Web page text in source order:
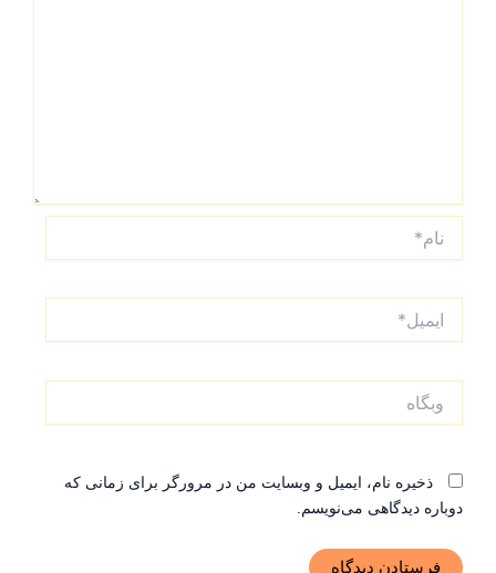
ذخیره نام، ایمیل و وبسایت من در مرورگر برای زمانی که
دوباره دیدگاهی می‌نویسم.